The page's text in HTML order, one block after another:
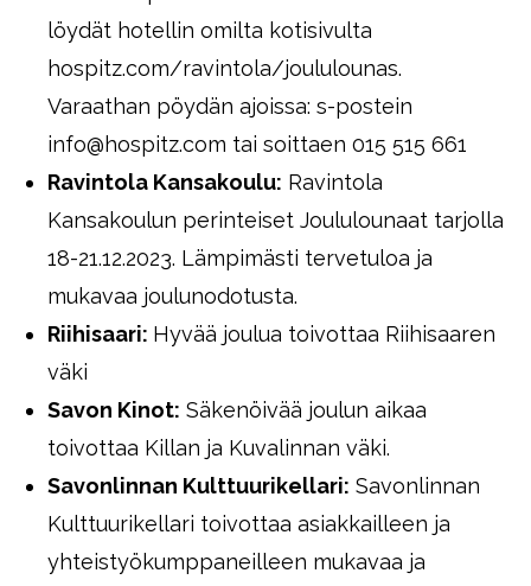
löydät hotellin omilta kotisivulta
hospitz.com/ravintola/joululounas.
Varaathan pöydän ajoissa: s-postein
info@hospitz.com tai soittaen 015 515 661
Ravintola Kansakoulu: Ravintola
Kansakoulun perinteiset Joululounaat tarjolla
18-21.12.2023. Lämpimästi tervetuloa ja
mukavaa joulunodotusta.
Riihisaari: Hyvää joulua toivottaa Riihisaaren
väki
Savon Kinot: Säkenöivää joulun aikaa
toivottaa Killan ja Kuvalinnan väki.
Savonlinnan Kulttuurikellari: Savonlinnan
Kulttuurikellari toivottaa asiakkailleen ja
yhteistyökumppaneilleen mukavaa ja